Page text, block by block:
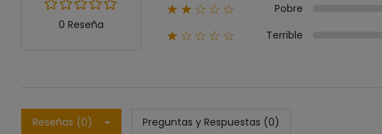
0 Reseña
★★☆☆☆ Pobre
★☆☆☆☆ Terrible
Reseñas (0) Preguntas y Respuestas (0)